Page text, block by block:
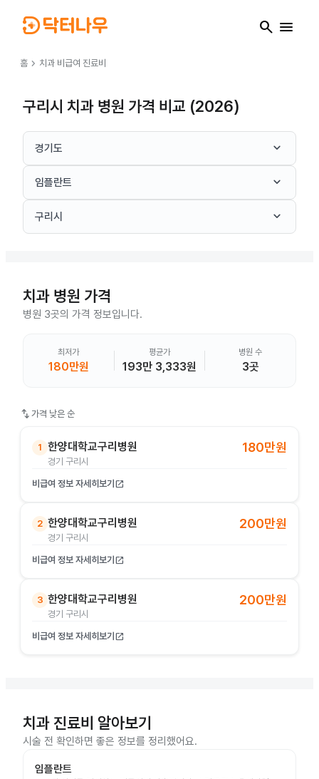
search menu
홈 chevron_right 치과 비급여 진료비
구리시 치과 병원 가격 비교 (2026)
경기도 keyboard_arrow_down
임플란트 keyboard_arrow_down
구리시 keyboard_arrow_down
치과 병원 가격
병원 3곳의 가격 정보입니다.
최저가
180만원
평균가
193만 3,333원
병원 수
3곳
swap_vert 가격 낮은 순
1 한양대학교구리병원
경기 구리시
180만원
비급여 정보 자세히보기 open_in_new
2 한양대학교구리병원
경기 구리시
200만원
비급여 정보 자세히보기 open_in_new
3 한양대학교구리병원
경기 구리시
200만원
비급여 정보 자세히보기 open_in_new
치과 진료비 알아보기
시술 전 확인하면 좋은 정보를 정리했어요.
임플란트